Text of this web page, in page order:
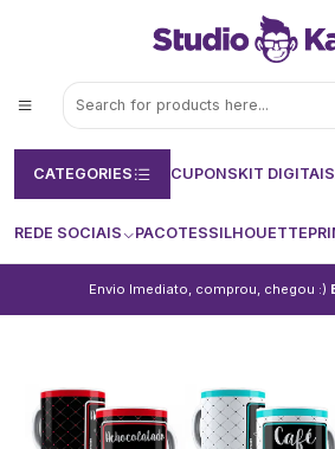
CATEGORIES CUPONSKIT DIGITAIS
REDE SOCIAIS PACOTESSILHOUETTE
Envio Imediato, comprou, chegou :)